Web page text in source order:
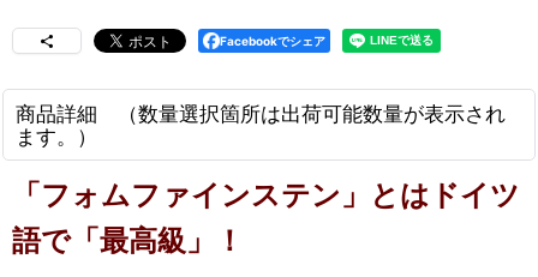
Facebookでシェア
商品詳細 （数量選択箇所は出荷可能数量が表示され
ます。）
「フォムファインステン」とはドイツ
語で「最高級」！